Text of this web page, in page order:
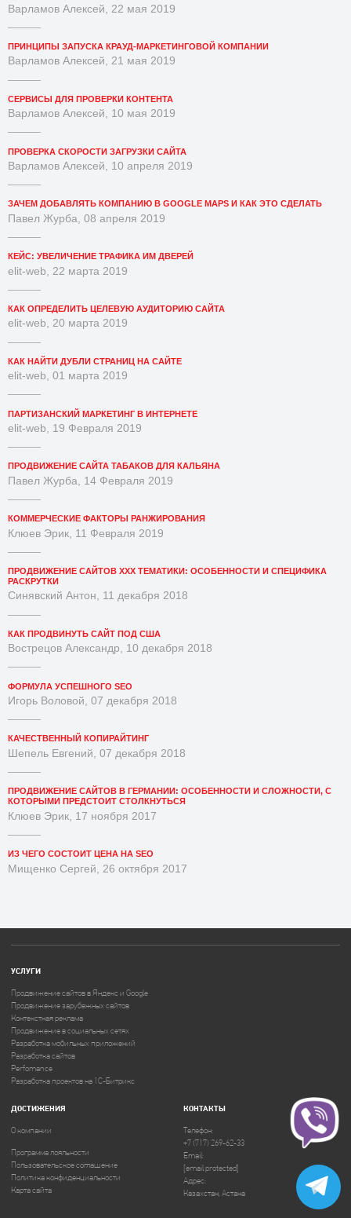
Варламов Алексей, 22 мая 2019
ПРИНЦИПЫ ЗАПУСКА КРАУД-МАРКЕТИНГОВОЙ КОМПАНИИ
Варламов Алексей, 21 мая 2019
СЕРВИСЫ ДЛЯ ПРОВЕРКИ КОНТЕНТА
Варламов Алексей, 10 мая 2019
ПРОВЕРКА СКОРОСТИ ЗАГРУЗКИ САЙТА
Варламов Алексей, 10 апреля 2019
ЗАЧЕМ ДОБАВЛЯТЬ КОМПАНИЮ В GOOGLE MAPS И КАК ЭТО СДЕЛАТЬ
Павел Журба, 08 апреля 2019
КЕЙС: УВЕЛИЧЕНИЕ ТРАФИКА ИМ ДВЕРЕЙ
elit-web, 22 марта 2019
КАК ОПРЕДЕЛИТЬ ЦЕЛЕВУЮ АУДИТОРИЮ САЙТА
elit-web, 20 марта 2019
КАК НАЙТИ ДУБЛИ СТРАНИЦ НА САЙТЕ
elit-web, 01 марта 2019
ПАРТИЗАНСКИЙ МАРКЕТИНГ В ИНТЕРНЕТЕ
elit-web, 19 Февраля 2019
ПРОДВИЖЕНИЕ САЙТА ТАБАКОВ ДЛЯ КАЛЬЯНА
Павел Журба, 14 Февраля 2019
КОММЕРЧЕСКИЕ ФАКТОРЫ РАНЖИРОВАНИЯ
Клюев Эрик, 11 Февраля 2019
ПРОДВИЖЕНИЕ САЙТОВ XXX ТЕМАТИКИ: ОСОБЕННОСТИ И СПЕЦИФИКА
РАСКРУТКИ
Синявский Антон, 11 декабря 2018
КАК ПРОДВИНУТЬ САЙТ ПОД США
Вострецов Александр, 10 декабря 2018
ФОРМУЛА УСПЕШНОГО SEO
Игорь Воловой, 07 декабря 2018
КАЧЕСТВЕННЫЙ КОПИРАЙТИНГ
Шепель Евгений, 07 декабря 2018
ПРОДВИЖЕНИЕ САЙТОВ В ГЕРМАНИИ: ОСОБЕННОСТИ И СЛОЖНОСТИ, С
КОТОРЫМИ ПРЕДСТОИТ СТОЛКНУТЬСЯ
Клюев Эрик, 17 ноября 2017
ИЗ ЧЕГО СОСТОИТ ЦЕНА НА SEO
Мищенко Сергей, 26 октября 2017
УСЛУГИ
Продвижение сайтов в Яндекс и Google
Продвижение зарубежных сайтов
Контекстная реклама
Продвижение в социальных сетях
Разработка мобильных приложений
Разработка сайтов
Perfomance
Разработка проектов на 1C-Битрикс
ДОСТИЖЕНИЯ
О компании
Программа лояльности
Пользовательское соглашение
Политика конфиденциальности
Карта сайта
КОНТАКТЫ
Телефон:
+7 (717) 269-62-33
Email:
[email protected]
Адрес:
Казахстан, Астана